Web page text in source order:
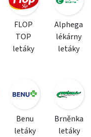
FLOP
TOP
letáky
Alphega
lékárny
letáky
Benu
letáky
Brněnka
letáky